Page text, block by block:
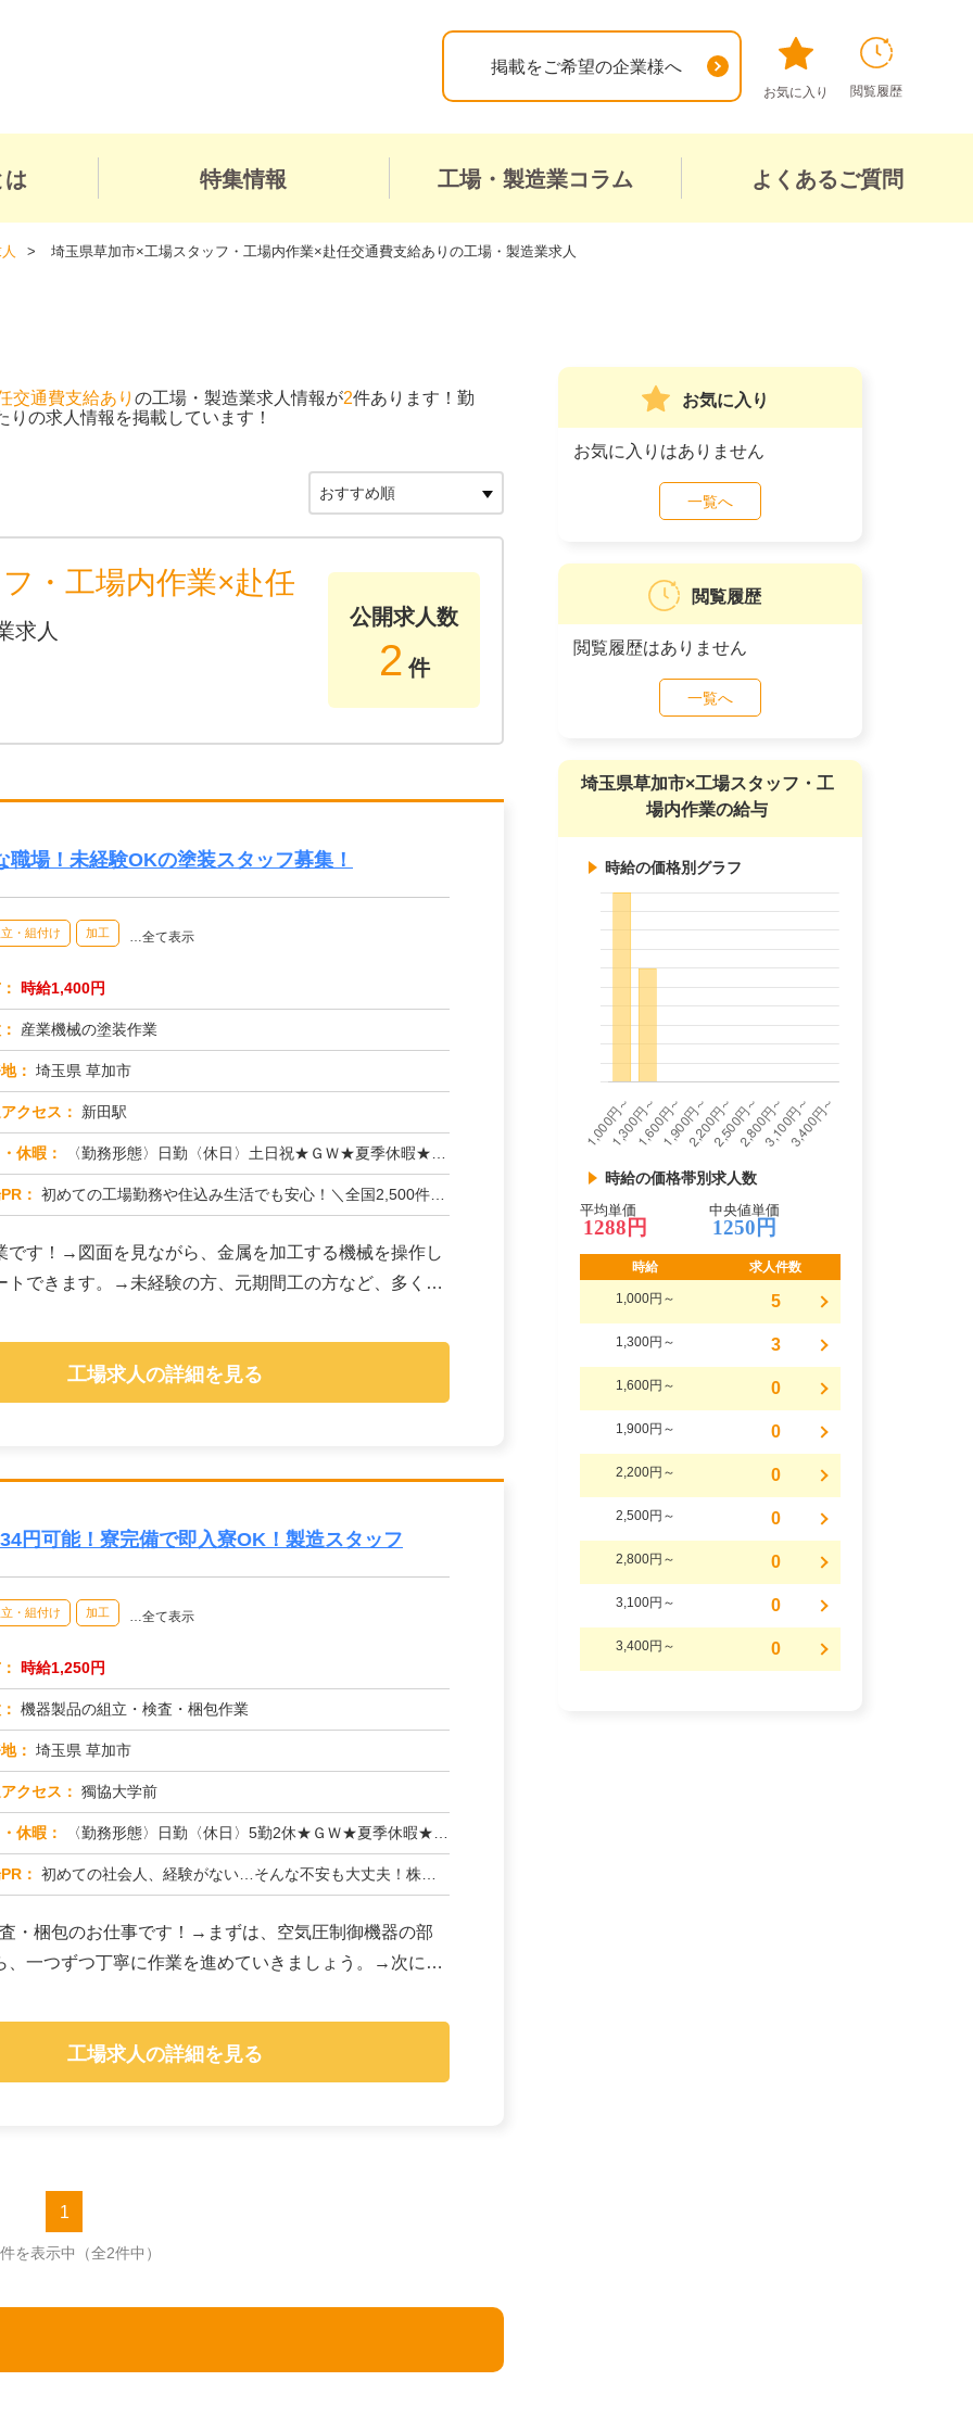
掲載をご希望の企業様へ
お気に入り 閲覧履歴
は 特集情報 工場・製造業コラム よくあるご質問
埼玉県草加市×工場スタッフ・工場内作業×赴任交通費支給ありの工場・製造業求人
交通費支給あり の工場・製造業求人情報が2件あります！勤
の求人情報を掲載しています！
・工場内作業×赴任
求人
公開求人数
2 件
場！未経験OKの塗装スタッフ募集！
・組付け 加工 …全て表示
時給1,400円
産業機械の塗装作業
： 埼玉県 草加市
クセス： 新田駅
休暇： 〈勤務形態〉日勤〈休日〉土日祝★ＧＷ★夏季休暇★冬季休暇★年末年始
： 初めての工場勤務や住込み生活でも安心！＼全国2,500件以上の格安寮完備／→初期費用0円！家具・家電付きで快適な生...
です！→図面を見ながら、金属を加工する機械を操作し
できます。→未経験の方、元期間工の方など、多くの
工場求人の詳細を見る
円可能！寮完備で即入寮OK！製造スタッフ
・組付け 加工 …全て表示
時給1,250円
機器製品の組立・検査・梱包作業
： 埼玉県 草加市
クセス： 獨協大学前
休暇： 〈勤務形態〉日勤〈休日〉5勤2休★ＧＷ★夏季休暇★冬季休暇★年末年始
： 初めての社会人、経験がない…そんな不安も大丈夫！株式会社京栄センターでは、未経験者多数活躍中！学歴やスキルは一切問...
・梱包のお仕事です！→まずは、空気圧制御機器の部
、一つずつ丁寧に作業を進めていきましょう。→次に、
工場求人の詳細を見る
1
を表示中 （全2件中）
お気に入り
お気に入りはありません
一覧へ
閲覧履歴
閲覧履歴はありません
一覧へ
埼玉県草加市×工場スタッフ・工
場内作業の給与
時給の価格別グラフ
時給の価格帯別求人数
平均単価
1288円
中央値単価
1250円
時給 求人件数
1,000円～ 5
1,300円～ 3
1,600円～ 0
1,900円～ 0
2,200円～ 0
2,500円～ 0
2,800円～ 0
3,100円～ 0
3,400円～ 0